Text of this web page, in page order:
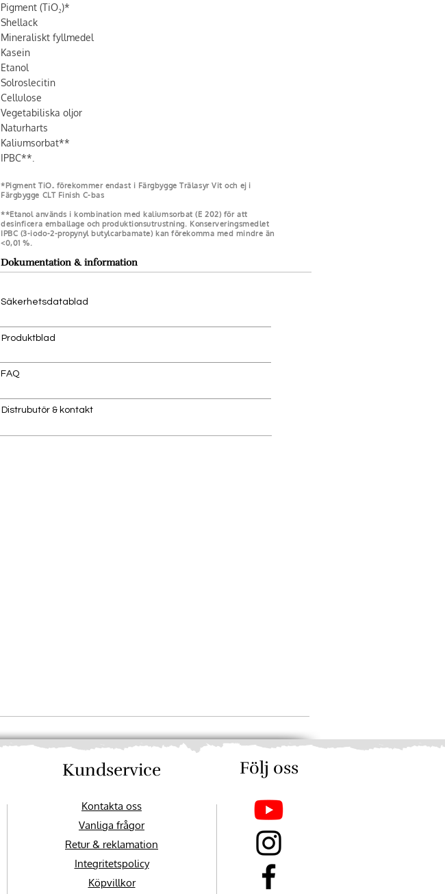
Pigment (TiO₂)*
Shellack
Mineraliskt fyllmedel
Kasein
Etanol
Solroslecitin
Cellulose
Vegetabiliska oljor
Naturharts
Kaliumsorbat**
IPBC**.
*Pigment TiO₂ förekommer endast i Färgbygge Trälasyr Vit och ej i
Färgbygge CLT Finish C-bas
**Etanol används i kombination med kaliumsorbat (E 202) för att
desinficera emballage och produktionsutrustning. Konserveringsmedlet
IPBC (3-iodo-2-propynyl butylcarbamate) kan förekomma med mindre än
<0,01 %.
Dokumentation & information
Säkerhetsdatablad
Produktblad
FAQ
Distrubutör & kontakt
Kundservice
Kontakta oss
Vanliga frågor
Retur & reklamation
Integritetspolicy
Köpvillkor
Följ oss​​